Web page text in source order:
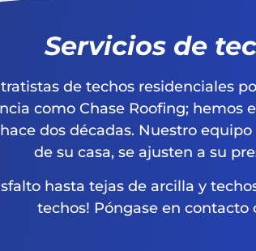
Servicios de
de techos residenciales
como Chase Roofing; hemos
dos décadas. Nuestro
de su casa, se ajusten a su
hasta tejas de arcilla y
techos! Póngase en